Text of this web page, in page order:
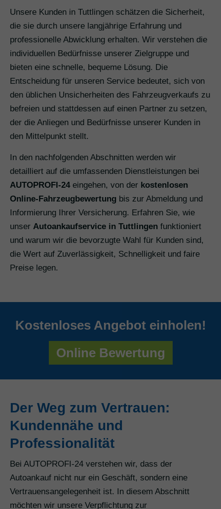
Unsere Kunden in Tuttlingen schätzen die Sicherheit,
die sie durch unsere langjährige Erfahrung und
professionelle Abwicklung erhalten. Wir verstehen die
individuellen Bedürfnisse unserer Zielgruppe und
bieten eine schnelle, bequeme Lösung. Die
Entscheidung für unseren Service bedeutet, sich von
den üblichen Unsicherheiten des Fahrzeugverkaufs zu
befreien und stattdessen auf einen Partner zu setzen,
der die Anliegen und Bedürfnisse unserer Kunden in
den Mittelpunkt stellt.
In den nachfolgenden Abschnitten werden wir
detailliert auf die umfassenden Dienstleistungen bei
AUTOPROFI-24eingehen, von der kostenlosen
Online-Fahrzeugbewertung bis zur Abmeldung und
Informierung Ihrer Versicherung. Erfahren Sie, wie
unser Autoankaufservice in Tuttlingen funktioniert
und warum wir die bevorzugte Wahl für Kunden sind,
die Wert auf Zuverlässigkeit, Schnelligkeit und faire
Preise legen.
Kostenloses Angebot einholen!
Online Bewertung
Der Weg zum Vertrauen:
Kundennähe und
Professionalität
Bei AUTOPROFI-24 verstehen wir, dass der
Autoankauf nicht nur ein Geschäft, sondern eine
Vertrauensangelegenheit ist. In diesem Abschnitt
möchten wir unsere Verpflichtung zur